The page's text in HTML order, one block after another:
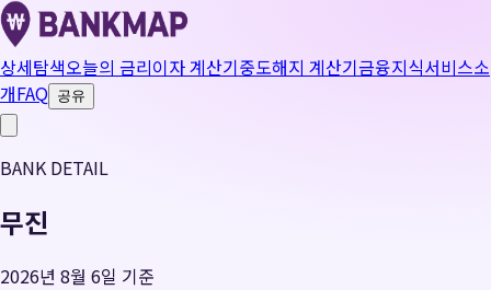
상세탐색오늘의 금리이자 계산기중도해지 계산기금융지식서비스소
개FAQ 공유
BANK DETAIL
무진
2026년 8월 6일 기준